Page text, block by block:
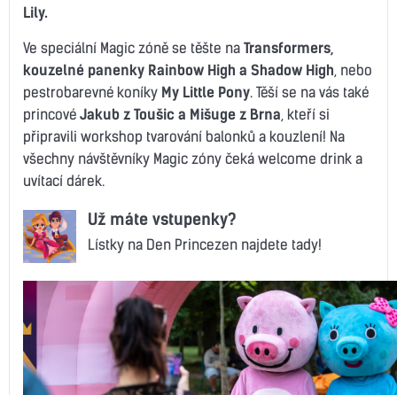
Lily.
Ve speciální Magic zóně se těšte na Transformers,
kouzelné panenky Rainbow High a Shadow High , nebo
pestrobarevné koníky My Little Pony. Těší se na vás také
princové Jakub z Toušic a Mišuge z Brna , kteří si
připravili workshop tvarování balonků a kouzlení! Na
všechny návštěvníky Magic zóny čeká welcome drink a
uvítací dárek.
Už máte vstupenky?
Lístky na Den Princezen najdete tady!